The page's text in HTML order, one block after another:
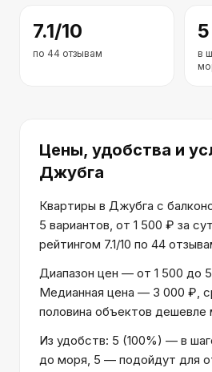
7.1/10
по 44 отзывам
5
в
Цены, удобства и
Джубга
Квартиры в Джубга с
5 вариантов, от 1 500 ₽ за
рейтингом 7.1/10 по 44
Диапазон цен — от 1 500 до
Медианная цена — 3 000 ₽,
половина объектов дешевле
Из удобств: 5 (100%) — в
до моря, 5 — подойдут для